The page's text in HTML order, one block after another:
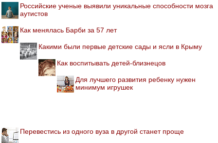
Российские ученые выявили уникальные способности мозга
аутистов
Как менялась Барби за 57 лет
Какими были первые детские сады и ясли в Крыму
Как воспитывать детей-близнецов
Для лучшего развития ребенку нужен
минимум игрушек
Перевестись из одного вуза в другой станет проще